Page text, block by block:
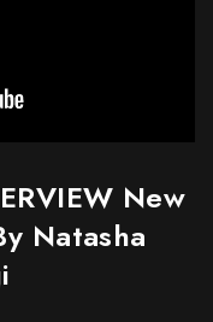
New
Natasha